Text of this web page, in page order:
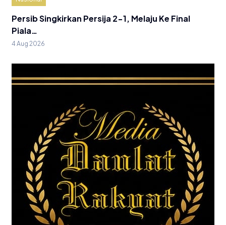
Persib Singkirkan Persija 2-1, Melaju Ke Final
Piala…
4 Aug 2026